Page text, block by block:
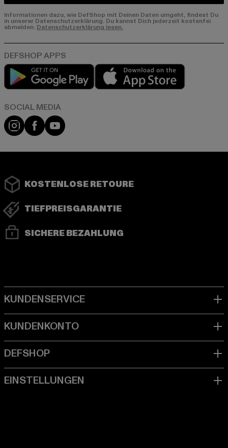
Informationen dazu, wie DefShop mit Deinen Daten umgeht, findest Du
in unserer Datenschutzerklärung. Du kannst Dich jederzeit kostenfei
abmelden. Datenschutzerklärung lesen.
Play market
Instagram
FacebookYouTube
KOSTENLOSE RETOURE
TIEFPREISGARANTIE
SICHERE BEZAHLUNG